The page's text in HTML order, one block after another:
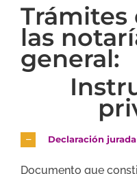
Trámites
las
general:
Declaración jurada
Documento que